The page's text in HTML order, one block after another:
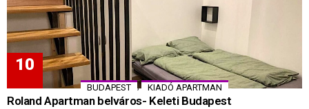
BUDAPEST , KIADÓ APARTMAN
Roland Apartman belváros- Keleti Budapest